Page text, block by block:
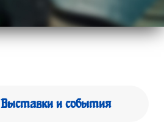
Выставки и события